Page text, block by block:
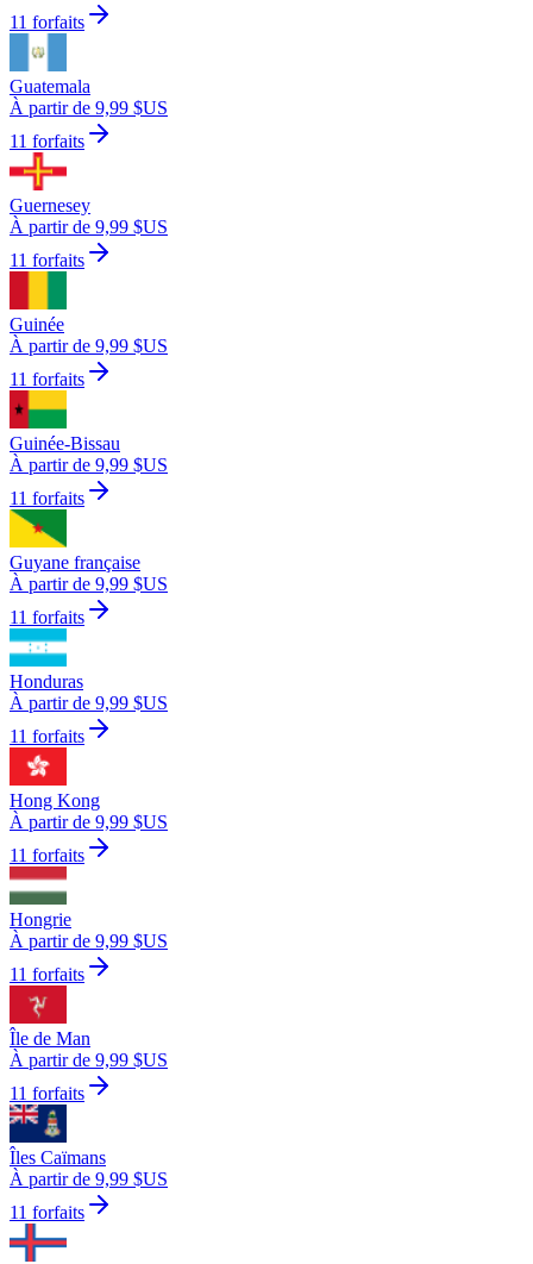
11 forfaits
Guatemala
À partir de 9,99 $US
11 forfaits
Guernesey
À partir de 9,99 $US
11 forfaits
Guinée
À partir de 9,99 $US
11 forfaits
Guinée-Bissau
À partir de 9,99 $US
11 forfaits
Guyane française
À partir de 9,99 $US
11 forfaits
Honduras
À partir de 9,99 $US
11 forfaits
Hong Kong
À partir de 9,99 $US
11 forfaits
Hongrie
À partir de 9,99 $US
11 forfaits
Île de Man
À partir de 9,99 $US
11 forfaits
Îles Caïmans
À partir de 9,99 $US
11 forfaits